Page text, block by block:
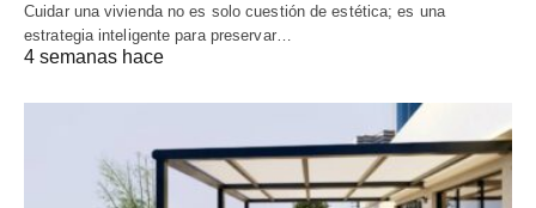
Cuidar una vivienda no es solo cuestión de estética; es una
estrategia inteligente para preservar…
4 semanas hace